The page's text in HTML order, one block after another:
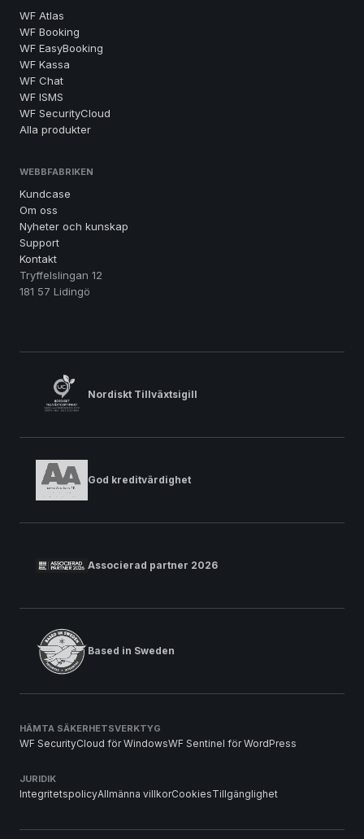
WF Atlas
WF Booking
WF EasyBooking
WF Kassa
WF Chat
WF ISMS
WF SecurityCloud
Alla produkter
WEBBFABRIKEN
Kundcase
Om oss
Nyheter och kunskap
Support
Kontakt
Tryffelslingan 12
181 57 Lidingö
Nordiskt Tillväxtsigill
God kreditvärdighet
Associerad partner 2026
Based in Sweden
HÄMTA SÄKERHETSVERKTYG
WF SecurityCloud för WindowsWF Sentinel för WordPress
JURIDIK
IntegritetspolicyAllmänna villkorCookiesTillgänglighet